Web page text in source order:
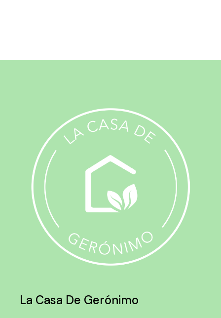
La Casa De Gerónimo